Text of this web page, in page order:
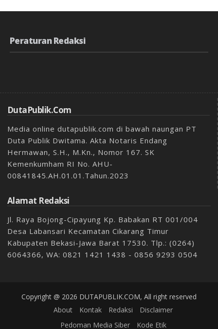
Peraturan Redaksi
DutaPublik.com
Media online dutapublik.com di bawah naungan PT
Duta Publik Dwitama. Akta Notaris Endang
Hermawan, S.H., M.Kn., Nomor 167. SK
Kemenkumham RI No. AHU-
00841845.AH.01.01.Tahun.2023
Alamat Redaksi
Jl. Raya Bojong-Cipayung Kp. Babakan RT 001/004
Desa Labansari Kecamatan Cikarang Timur
Kabupaten Bekasi-Jawa Barat 17530. Tlp.: (0264)
6064366, WA: 0821 1421 1438 - 0856 9293 0504
Copyright @ 2026 DUTAPUBLIK.COM, All right reserved
About
Kontak Redaksi
Disclaimer
Pedoman Media Siber
Kode Etik